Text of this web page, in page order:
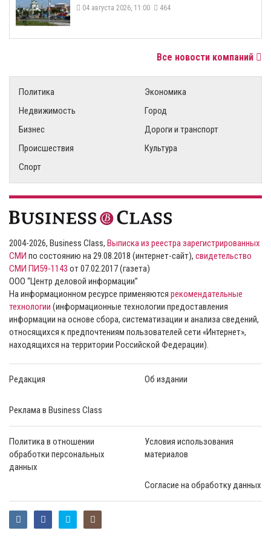
04 августа 2026, 11:00 464
Все новости компаний
Политика
Экономика
Недвижимость
Город
Бизнес
Дороги и транспорт
Происшествия
Культура
Спорт
2004-2026, Business Class, Выписка из реестра зарегистрированных
СМИ по состоянию на 29.08.2018 (интернет-сайт), свидетельство
СМИ ПИ59-1143 от 07.02.2017 (газета)
ООО “Центр деловой информации”
На информационном ресурсе применяются рекомендательные
технологии (информационные технологии предоставления
информации на основе сбора, систематизации и анализа сведений,
относящихся к предпочтениям пользователей сети «Интернет»,
находящихся на территории Российской Федерации).
Редакция Об издании
Реклама в Business Class
Политика в отношении
обработки персональных
данных
Условия использования
материалов
Согласие на обработку данных